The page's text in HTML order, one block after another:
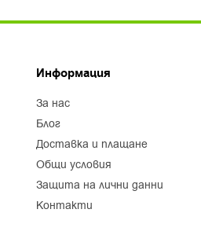
Информация
за нас
блог
доставка и плащане
общи условия
защита на лични данни
контакти